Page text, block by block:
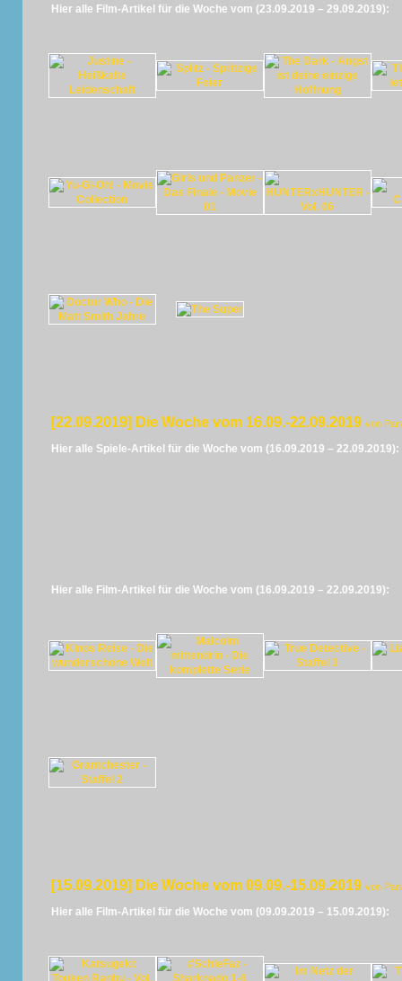
Hier alle Film-Artikel für die Woche vom (23.09.2019 – 29.09.2019):
[22.09.2019] Die Woche vom 16.09.-22.09.2019 von
Hier alle Spiele-Artikel für die Woche vom (16.09.2019 – 22.09.2019):
Hier alle Film-Artikel für die Woche vom (16.09.2019 – 22.09.2019):
[15.09.2019] Die Woche vom 09.09.-15.09.2019 von
Hier alle Film-Artikel für die Woche vom (09.09.2019 – 15.09.2019):